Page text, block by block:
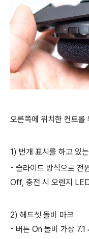
오른쪽에 위치한 컨트롤
1) 번개 표시를 하고 있
- 슬라이드 방식으로
Off, 충전 시 오렌지
2) 헤드셋 돌비 마크
- 버튼 On 돌비 가상